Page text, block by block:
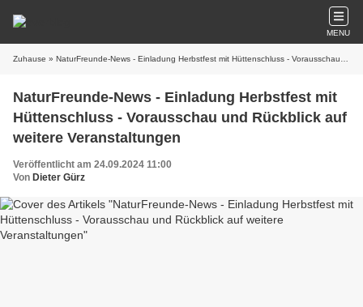
MENU
Zuhause » NaturFreunde-News - Einladung Herbstfest mit Hüttenschluss - Vorausschau und Rückblick auf weitere Veranstaltungen
NaturFreunde-News - Einladung Herbstfest mit
Hüttenschluss - Vorausschau und Rückblick auf
weitere Veranstaltungen
Veröffentlicht am 24.09.2024 11:00
Von Dieter Gürz